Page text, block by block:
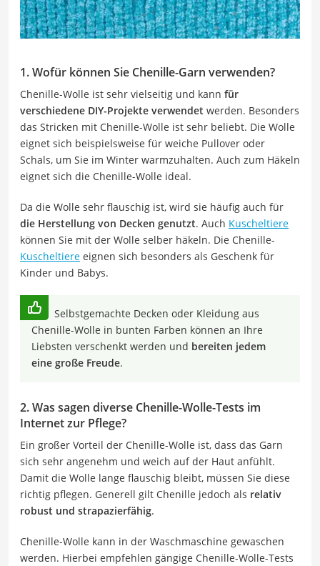
1. Wofür können Sie Chenille-Garn verwenden?
Chenille-Wolle ist sehr vielseitig und kann für
verschiedene DIY-Projekte verwendet werden. Besonders
das Stricken mit Chenille-Wolle ist sehr beliebt. Die Wolle
eignet sich beispielsweise für weiche Pullover oder
Schals, um Sie im Winter warmzuhalten. Auch zum Häkeln
eignet sich die Chenille-Wolle ideal.
Da die Wolle sehr flauschig ist, wird sie häufig auch für
die Herstellung von Decken genutzt. Auch Kuscheltiere
können Sie mit der Wolle selber häkeln. Die Chenille-
Kuscheltiere eignen sich besonders als Geschenk für
Kinder und Babys.
Selbstgemachte Decken oder Kleidung aus
Chenille-Wolle in bunten Farben können an Ihre
Liebsten verschenkt werden und bereiten jedem
eine große Freude.
2. Was sagen diverse Chenille-Wolle-Tests im
Internet zur Pflege?
Ein großer Vorteil der Chenille-Wolle ist, dass das Garn
sich sehr angenehm und weich auf der Haut anfühlt.
Damit die Wolle lange flauschig bleibt, müssen Sie diese
richtig pflegen. Generell gilt Chenille jedoch als relativ
robust und strapazierfähig.
Chenille-Wolle kann in der Waschmaschine gewaschen
werden. Hierbei empfehlen gängige Chenille-Wolle-Tests